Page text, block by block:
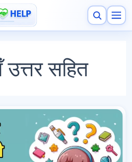
उत्तर सहित